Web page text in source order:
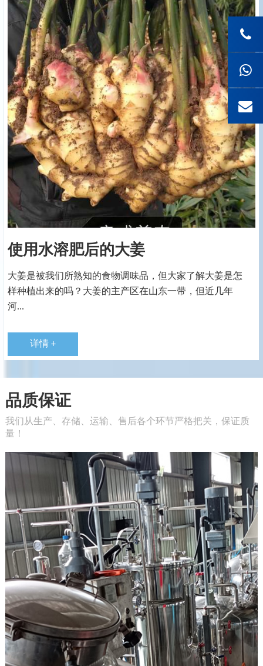
使用水溶肥后的大姜
大姜是被我们所熟知的食物调味品，但大家了解大姜是怎
样种植出来的吗？大姜的主产区在山东一带，但近几年
河...
详情 +
品质保证
我们从生产、存储、运输、售后各个环节严格把关，保证质
量！